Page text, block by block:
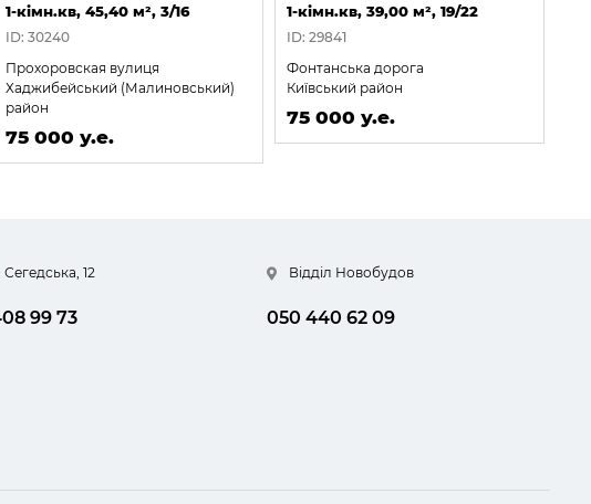
1-кімн.кв, 45,40 м², 3/16
ID: 30240
Прохоровская вулиця
Хаджибейський (Малиновський)
район
75 000 у.е.
1-кімн.кв, 39,00 м², 19/22
ID: 29841
Фонтанська дорога
Київський район
75 000 у.е.
Сегедська, 12
99 73
Відділ Новобудов
050 440 62 09